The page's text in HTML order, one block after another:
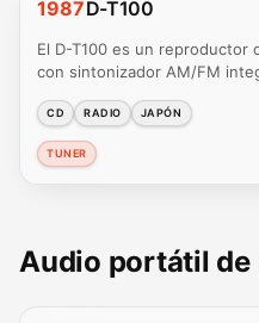
1987D-T100
El D-T100 es un reproductor
con sintonizador AM/FM
CD RADIO JAPÓN
TUNER
Audio portátil de